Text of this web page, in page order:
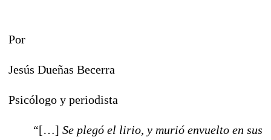
Por
Jesús Dueñas Becerra
Psicólogo y periodista
“[…] Se plegó el lirio, y murió envuelto en sus